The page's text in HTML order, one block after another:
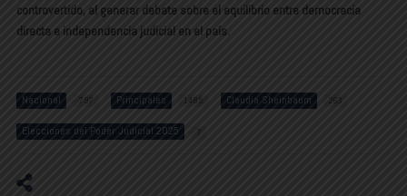
controvertido, al generar debate sobre el equilibrio entre democracia
directa e independencia judicial en el país.
Nacional 797 Principales 1485 Claudia Sheinbaum 263
Elecciones del Poder Judicial 2025 7